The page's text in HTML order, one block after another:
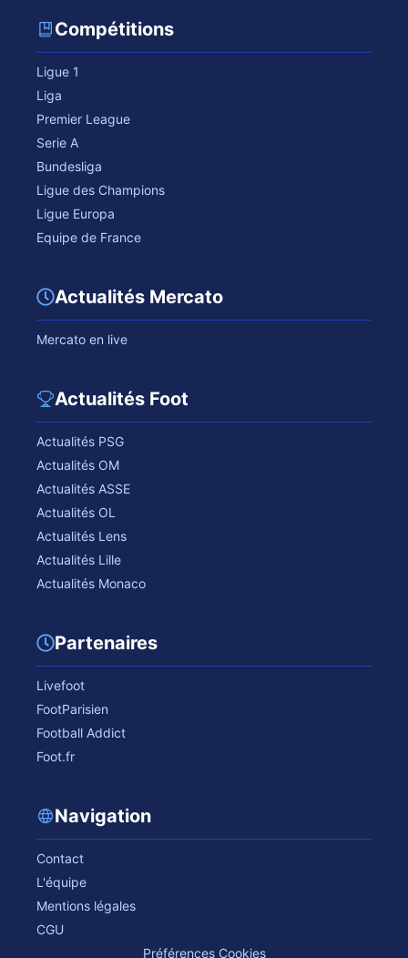
Compétitions
Ligue 1
Liga
Premier League
Serie A
Bundesliga
Ligue des Champions
Ligue Europa
Equipe de France
Actualités Mercato
Mercato en live
Actualités Foot
Actualités PSG
Actualités OM
Actualités ASSE
Actualités OL
Actualités Lens
Actualités Lille
Actualités Monaco
Partenaires
Livefoot
FootParisien
Football Addict
Foot.fr
Navigation
Contact
L'équipe
Mentions légales
CGU
Préférences Cookies